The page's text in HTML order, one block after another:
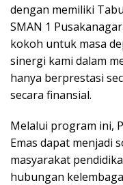
dengan memiliki
SMAN 1
kokoh untuk masa
sinergi kami dalam
hanya berprestasi
secara finansial.
Melalui program ini,
Emas dapat menjadi
masyarakat
hubungan